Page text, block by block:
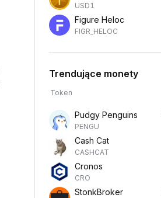
USD1
Figure Heloc
FIGR_HELOC
Trendujące monety
Token
Pudgy Penguins
PENGU
Cash Cat
CASHCAT
Cronos
CRO
StonkBroker